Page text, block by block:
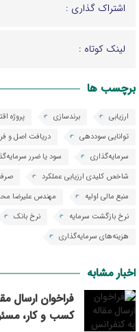
اشتراک گذاری :
لینک کوتاه :
برچسب ها
ارزیابی برندسازی پروژه
توانایی سوددهی
دریافت اصل و
سرمایه‌گذاری
سود یا ضرر
شاخص کلیدی ارزیابی عملکرد
منبع مالی اولیه
مهندس علیرضا
نرخ بازگشت سرمایه
نرخ بانک
هزینه‌های سرمایه‌گذاری
اخبار مشابه
فراخوان ارسال
کسب و کار،